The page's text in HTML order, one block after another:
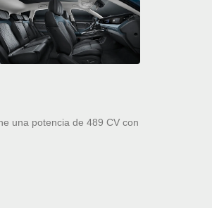
una potencia de 489 CV con